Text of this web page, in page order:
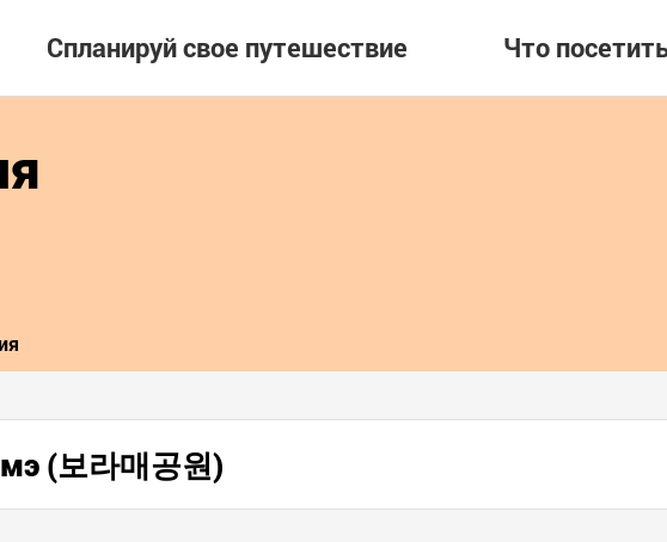
Спланируй свое путешествие Что
(보라매공원)